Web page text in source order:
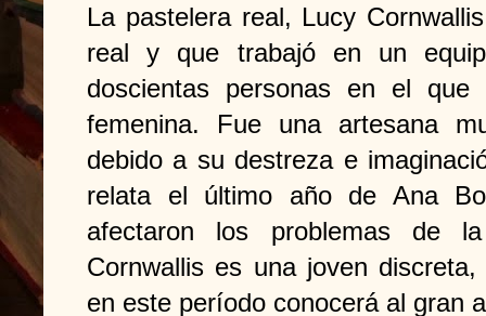
La pastelera real, Lucy
real y que trabajó en un
doscientas personas en el
femenina. Fue una artesana
debido a su destreza e
relata el último año de Ana
afectaron los problemas de
Cornwallis es una joven
en este período conocerá al gran